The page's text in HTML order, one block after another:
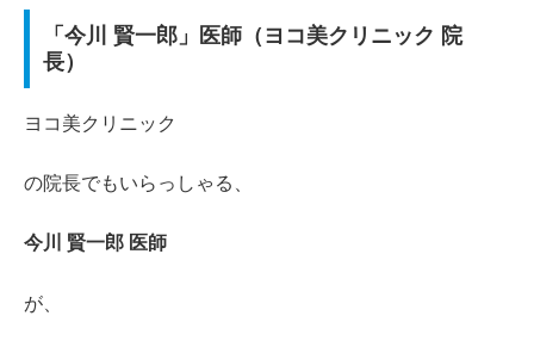
「今川 賢一郎」医師（ヨコ美クリニック 院
長）
ヨコ美クリニック
の院長でもいらっしゃる、
今川 賢一郎 医師
が、